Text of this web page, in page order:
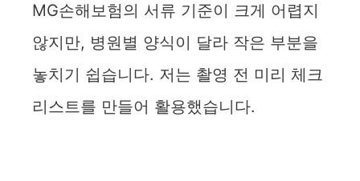
MG손해보험의 서류 기준이 크게 어렵지
않지만, 병원별 양식이 달라 작은 부분을
놓치기 쉽습니다. 저는 촬영 전 미리 체크
리스트를 만들어 활용했습니다.